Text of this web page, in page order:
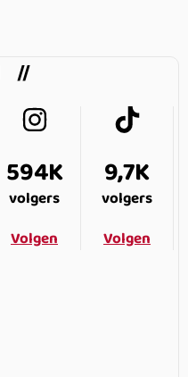
594K
volgers
Volgen
9,7K
volgers
Volgen